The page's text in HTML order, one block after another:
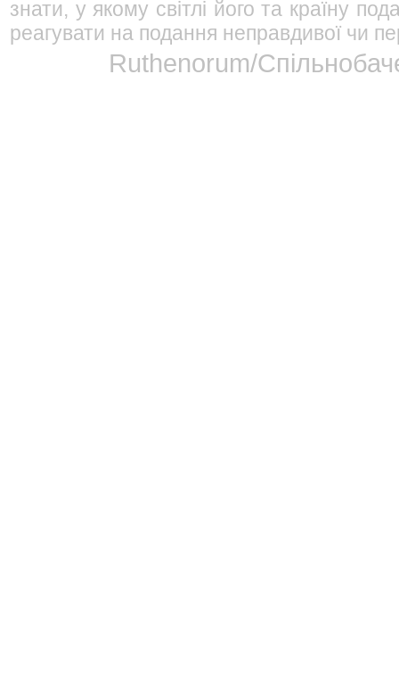
знати, у якому світлі його та країну
реагувати на подання неправдивої чи
Ruthenorum/